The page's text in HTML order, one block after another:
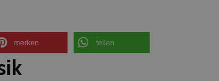
merken teilen